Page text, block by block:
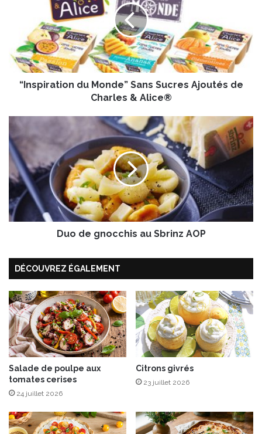
a
u
M
o
d
”
s
u
c
r
e
s
A
j
o
u
t
s
d
“Inspiration du Monde” Sans Sucres Ajoutés de
Charles & Alice®
D
u
o
d
e
g
o
c
i
u
S
b
r
i
n
z
A
O
Duo de gnocchis au Sbrinz AOP
DÉCOUVREZ ÉGALEMENT
Salade de poulpe aux
tomates cerises
24 juillet 2026
Citrons givrés
23 juillet 2026